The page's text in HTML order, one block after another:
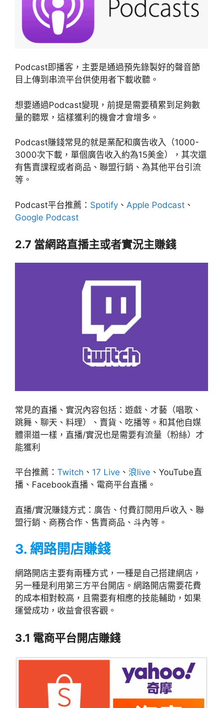
Podcast即播客，主要是通過預先錄製好的聲音節
目上傳到串流平台供使用者下載收聽。
想要通過Podcast變現，前提是需要積累到足夠數
量的聽眾，這樣獲利的機會才會增多。
Podcast賺錢常見的就是業配和廣告收入（1000-
3000次下載，單個廣告收入約為15美金），其次還
有售賣課程或者商品、聯盟行銷、為其他平台引流
等。
Podcast平台推薦： Spotify 、 Apple Podcast 、
Google Podcast
2.7 當網路直播主或者實況主賺錢
常見的直播、實況內容包括：遊戲、才藝（唱歌、
跳舞、聊天、料理）、賣貨、吃播等。和其他自媒
體渠道一樣，直播/實況也是需要有流量（粉絲）才
能獲利
平台推薦： Twitch 、 17 Live 、 浪live 、YouTube直
播、Facebook直播、電商平台直播。
直播/實況賺錢方式：廣告、付費訂閱用戶收入、聯
盟行銷、商務合作、售賣商品、斗內等。
3. 網路開店賺錢
網路開店主要有兩種方式，一種是自己搭建網店，
另一種是利用第三方平台開店。網路開店需要花費
的成本相對較高，且需要有相應的技能輔助，如果
運營成功，收益會很客觀。
3.1 電商平台開店賺錢